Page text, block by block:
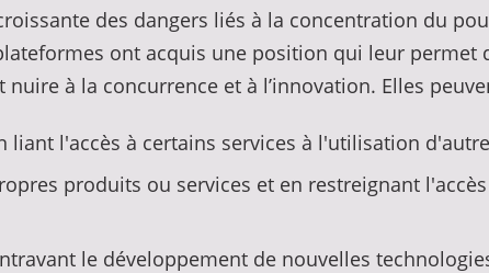
des dangers liés à la concentration du
ont acquis une position qui leur permet
à la concurrence et à l’innovation. Elles
l'accès à certains services à l'utilisation
produits ou services et en restreignant
le développement de nouvelles